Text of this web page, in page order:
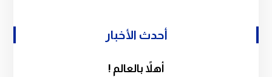
أحدث الأخبار
أهلاً بالعالم !